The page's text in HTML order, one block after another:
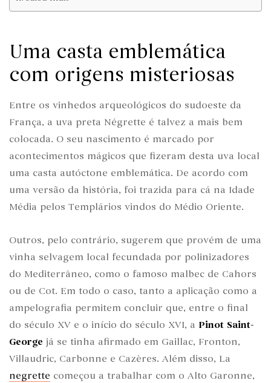
Uma casta emblemática
com origens misteriosas
Entre os vinhedos arqueológicos do sudoeste da
França, a uva preta Négrette é talvez a mais bem
colocada. O seu nascimento é marcado por
acontecimentos mágicos que fizeram desta uva local
uma casta autóctone emblemática. De acordo com
uma versão da história, foi trazida para cá na Idade
Média pelos Templários vindos do Médio Oriente.
Outros, pelo contrário, sugerem que provém de uma
vinha selvagem local fecundada por polinizadores
do Mediterrâneo, como o famoso malbec de Cahors
ou de Cot. Em todo o caso, tanto a aplicação como a
ampelografia permitem concluir que, entre o final
do século XV e o início do século XVI, a Pinot Saint-
George já se tinha afirmado em Gaillac, Fronton,
Villaudric, Carbonne e Cazères. Além disso, La
negrette começou a trabalhar com o Alto Garonne,